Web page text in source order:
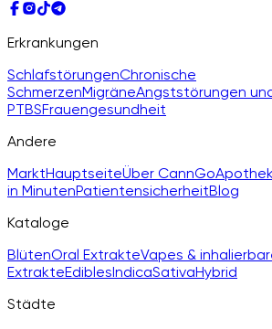
Erkrankungen
SchlafstörungenChronische
SchmerzenMigräneAngststörungen
PTBSFrauengesundheit
Andere
MarktHauptseiteÜber CannGo
in MinutenPatientensicherheitBlog
Kataloge
BlütenOral ExtrakteVapes &
ExtrakteEdiblesIndicaSativaHybrid
Städte